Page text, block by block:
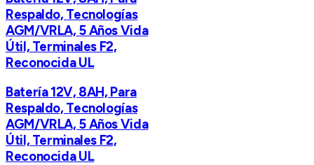
Respaldo, Tecnologías
AGM/VRLA, 5 Años Vida
Útil, Terminales F2,
Reconocida UL
Batería 12V, 8AH, Para
Respaldo, Tecnologías
AGM/VRLA, 5 Años Vida
Útil, Terminales F2,
Reconocida UL